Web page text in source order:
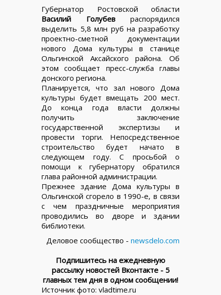
Губернатор Ростовской области
Василий Голубевраспорядился
выделить 5,8 млн руб на разработку
проектно-сметной документации
нового Дома культуры в станице
Ольгинской Аксайского района. Об
этом сообщает пресс-служба главы
донского региона.
Планируется, что зал нового Дома
культуры будет вмещать 200 мест.
До конца года власти должны
получить заключение
государственной экспертизы и
провести торги. Непосредственное
строительство будет начато в
следующем году. С просьбой о
помощи к губернатору обратился
глава районной администрации.
Прежнее здание Дома культуры в
Ольгинской сгорело в 1990-е, в связи
с чем праздничные мероприятия
проводились во дворе и здании
библиотеки.
Деловое сообщество - newsdelo.com
Подпишитесь на ежедневную
рассылку новостей Вконтакте - 5
главных тем дня в одном сообщении!
Источник фото: vladtime.ru